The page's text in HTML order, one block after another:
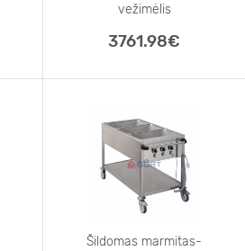
vežimėlis
3761.98€
Šildomas marmitas-